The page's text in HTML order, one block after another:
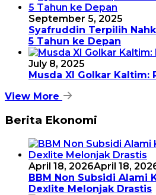
September 5, 2025
Syafruddin Terpilih
5 Tahun ke Depan
July 8, 2025
Musda XI Golkar Kaltim:
View More
Berita Ekonomi
April 18, 2026April 18,
BBM Non Subsidi Alami
Dexlite Melonjak Drastis